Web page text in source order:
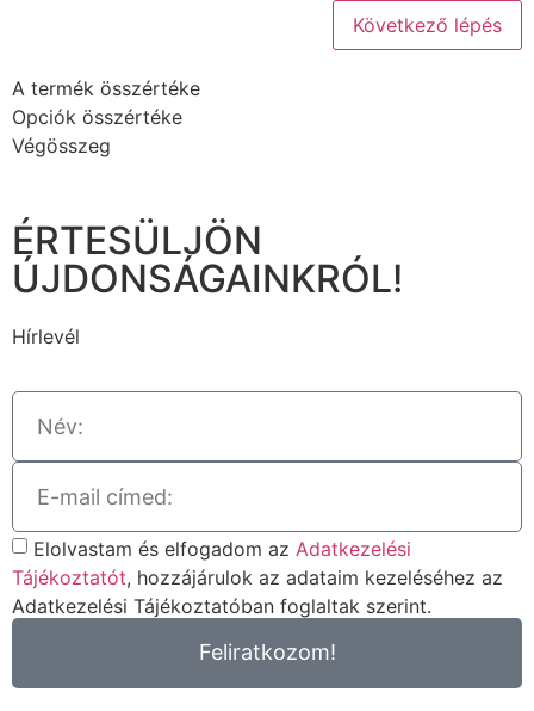
Következő lépés
A termék összértéke
Opciók összértéke
Végösszeg
ÉRTESÜLJÖN
ÚJDONSÁGAINKRÓL!
Hírlevél
Elolvastam és elfogadom az Adatkezelési
Tájékoztatót, hozzájárulok az adataim kezeléséhez az
Adatkezelési Tájékoztatóban foglaltak szerint.
Feliratkozom!